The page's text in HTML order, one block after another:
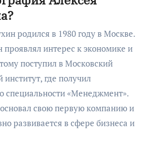
родился в 1980 году в Москве.
проявлял интерес к экономике и
поступил в Московский
институт, где получил
специальности «Менеджмент».
свою первую компанию и
развивается в сфере бизнеса и